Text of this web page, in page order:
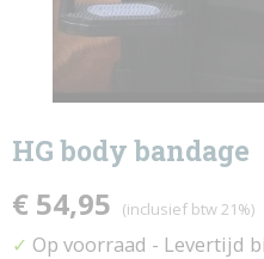
HG body bandage
€ 54,95 (inclusief btw 21%)
✓ Op voorraad - Levertijd